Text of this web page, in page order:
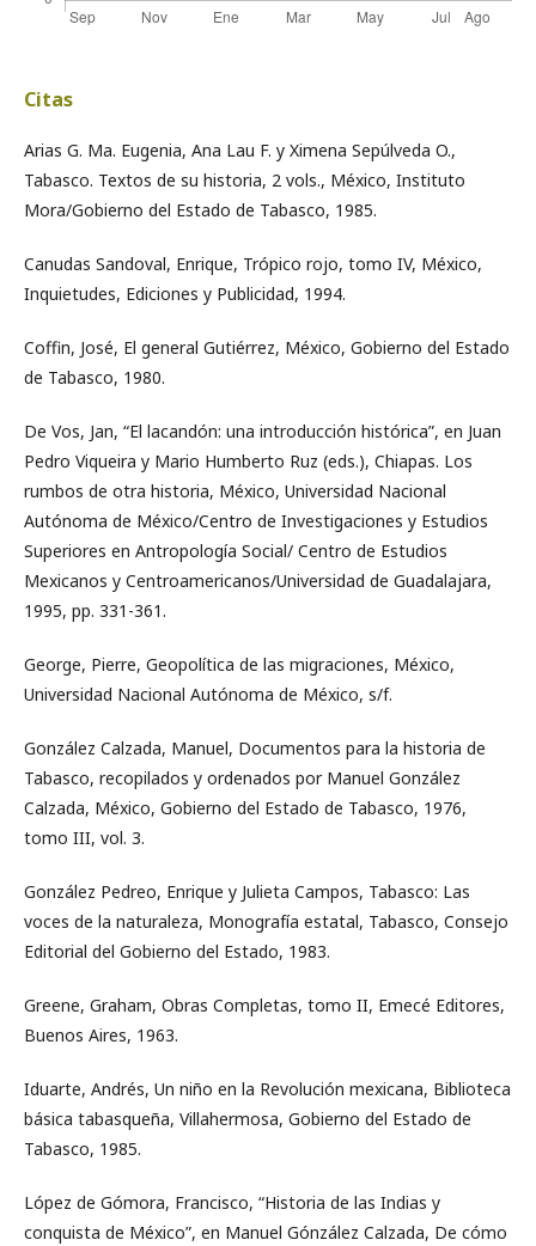
Citas
Arias G. Ma. Eugenia, Ana Lau F. y Ximena Sepúlveda O.,
Tabasco. Textos de su historia, 2 vols., México, Instituto
Mora/Gobierno del Estado de Tabasco, 1985.
Canudas Sandoval, Enrique, Trópico rojo, tomo IV, México,
Inquietudes, Ediciones y Publicidad, 1994.
Coffin, José, El general Gutiérrez, México, Gobierno del Estado
de Tabasco, 1980.
De Vos, Jan, “El lacandón: una introducción histórica”, en Juan
Pedro Viqueira y Mario Humberto Ruz (eds.), Chiapas. Los
rumbos de otra historia, México, Universidad Nacional
Autónoma de México/Centro de Investigaciones y Estudios
Superiores en Antropología Social/ Centro de Estudios
Mexicanos y Centroamericanos/Universidad de Guadalajara,
1995, pp. 331-361.
George, Pierre, Geopolítica de las migraciones, México,
Universidad Nacional Autónoma de México, s/f.
González Calzada, Manuel, Documentos para la historia de
Tabasco, recopilados y ordenados por Manuel González
Calzada, México, Gobierno del Estado de Tabasco, 1976,
tomo III, vol. 3.
González Pedreo, Enrique y Julieta Campos, Tabasco: Las
voces de la naturaleza, Monografía estatal, Tabasco, Consejo
Editorial del Gobierno del Estado, 1983.
Greene, Graham, Obras Completas, tomo II, Emecé Editores,
Buenos Aires, 1963.
Iduarte, Andrés, Un niño en la Revolución mexicana, Biblioteca
básica tabasqueña, Villahermosa, Gobierno del Estado de
Tabasco, 1985.
López de Gómora, Francisco, “Historia de las Indias y
conquista de México”, en Manuel Gónzález Calzada, De cómo